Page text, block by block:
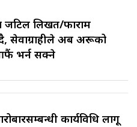
जटिल लिखत/फाराम
सेवाग्राहीले अब अरूको
भर्न सक्ने
कार्यविधि लागू